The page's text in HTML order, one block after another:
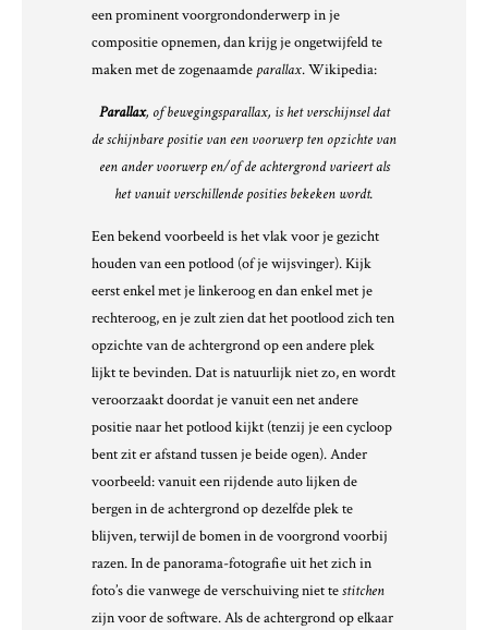
een prominent voorgrondonderwerp in je
compositie opnemen, dan krijg je ongetwijfeld te
maken met de zogenaamde parallax. Wikipedia:
Parallax, of bewegingsparallax, is het verschijnsel dat
de schijnbare positie van een voorwerp ten opzichte van
een ander voorwerp en/of de achtergrond varieert als
het vanuit verschillende posities bekeken wordt.
Een bekend voorbeeld is het vlak voor je gezicht
houden van een potlood (of je wijsvinger). Kijk
eerst enkel met je linkeroog en dan enkel met je
rechteroog, en je zult zien dat het pootlood zich ten
opzichte van de achtergrond op een andere plek
lijkt te bevinden. Dat is natuurlijk niet zo, en wordt
veroorzaakt doordat je vanuit een net andere
positie naar het potlood kijkt (tenzij je een cycloop
bent zit er afstand tussen je beide ogen). Ander
voorbeeld: vanuit een rijdende auto lijken de
bergen in de achtergrond op dezelfde plek te
blijven, terwijl de bomen in de voorgrond voorbij
razen. In de panorama-fotografie uit het zich in
foto’s die vanwege de verschuiving niet testitchen
zijn voor de software. Als de achtergrond op elkaar